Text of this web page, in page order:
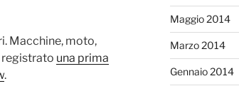
Macchine, moto,
registrato una prima
.
Maggio 2014
Marzo 2014
Gennaio 2014